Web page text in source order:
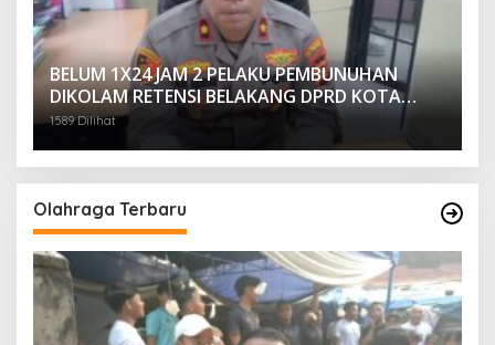
BELUM 1X24 JAM 2 PELAKU PEMBUNUHAN
DIKOLAM RETENSI BELAKANG DPRD KOTA
PALEMBANG TELAH DIRINGKUS ANGGOTA
1589 Dilihat
Olahraga Terbaru